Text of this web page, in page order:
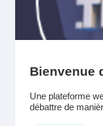
Bienvenue
Une plateforme
débattre de